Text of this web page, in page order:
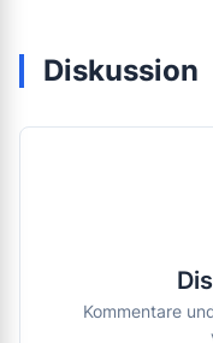
Diskussion
Kommentare